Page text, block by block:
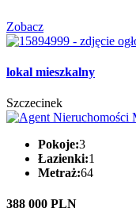
Zobacz
lokal mieszkalny
Szczecinek
Pokoje:3
Łazienki:1
Metraż:64
388 000 PLN